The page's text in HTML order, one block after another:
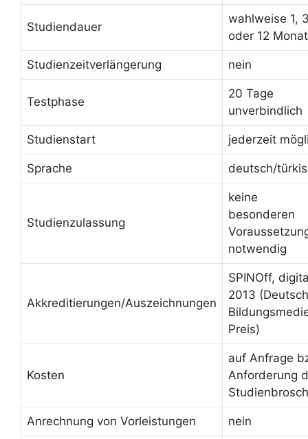
Studiendauer
wahlweise 1,
oder 12
Studienzeitverlängerung nein
Testphase
20 Tage
unverbindlich
Studienstart jederzeit
Sprache deutsch/
Studienzulassung
keine
besonderen
notwendig
Akkreditierungen/Auszeichnungen
SPINOff,
2013
Preis)
Kosten
auf Anfrage
Anforderung
Anrechnung von Vorleistungen nein